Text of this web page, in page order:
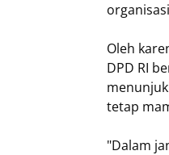
Oleh
DPD RI
tetap
"Dalam